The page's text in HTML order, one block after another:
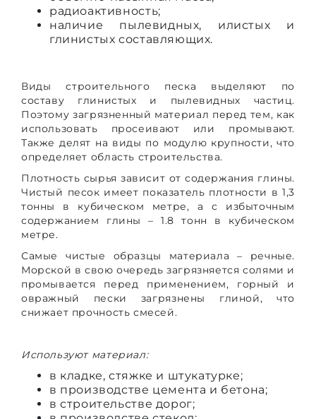
Определение освещенности объекта
Определение качества нанесения дорожной разметки
Видеорегистрация дефектов на дорожном покрытии
Определение интенсивности и состава транспортного потока
Паспортизация автомобильных дорог
Паспортизация объектов дорожного и придорожного сервиса
радиоактивность;
наличие пылевидных, илистых и
глинистых составляющих.
Виды строительного песка выделяют по
составу глинистых и пылевидных частиц.
Поэтому загрязненный материал перед тем, как
использовать просеивают или промывают.
Также делят на виды по модулю крупности, что
определяет область строительства.
Плотность сырья зависит от содержания глины.
Чистый песок имеет показатель плотности в 1,3
тонны в кубическом метре, а с избыточным
содержанием глины – 1.8 тонн в кубическом
метре.
Самые чистые образцы материала – речные.
Морской в свою очередь загрязняется солями и
промывается перед применением, горный и
овражный пески загрязнены глиной, что
снижает прочность смесей.
Используют материал:
в кладке, стяжке и штукатурке;
в производстве цемента и бетона;
в строительстве дорог;